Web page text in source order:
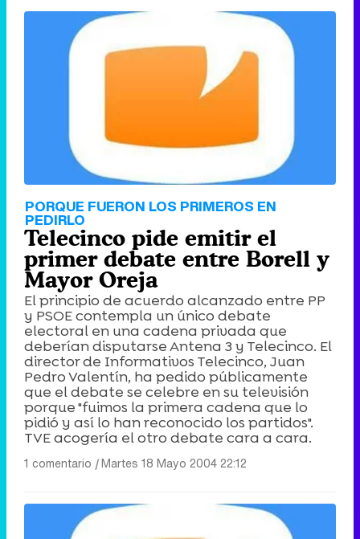
PORQUE FUERON LOS PRIMEROS EN
PEDIRLO
Telecinco pide emitir el
primer debate entre Borell y
Mayor Oreja
El principio de acuerdo alcanzado entre PP
y PSOE contempla un único debate
electoral en una cadena privada que
deberían disputarse Antena 3 y Telecinco. El
director de Informativos Telecinco, Juan
Pedro Valentín, ha pedido públicamente
que el debate se celebre en su televisión
porque "fuimos la primera cadena que lo
pidió y así lo han reconocido los partidos".
TVE acogería el otro debate cara a cara.
1 comentario |Martes 18 Mayo 2004 22:12